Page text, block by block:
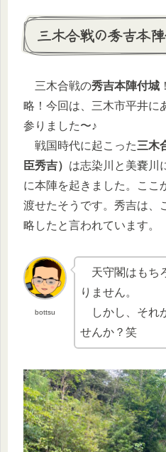
三木合戦の秀吉本
三木合戦の秀吉本陣付城
略！今回は、三木市平井に
参りました〜♪
戦国時代に起こった三木
臣秀吉） は志染川と美嚢川
に本陣を起きました。ここ
渡せたそうです。秀吉は、
略したと言われています。
bottsu
天守閣はもち
りません。
しかし、それ
せんか？笑